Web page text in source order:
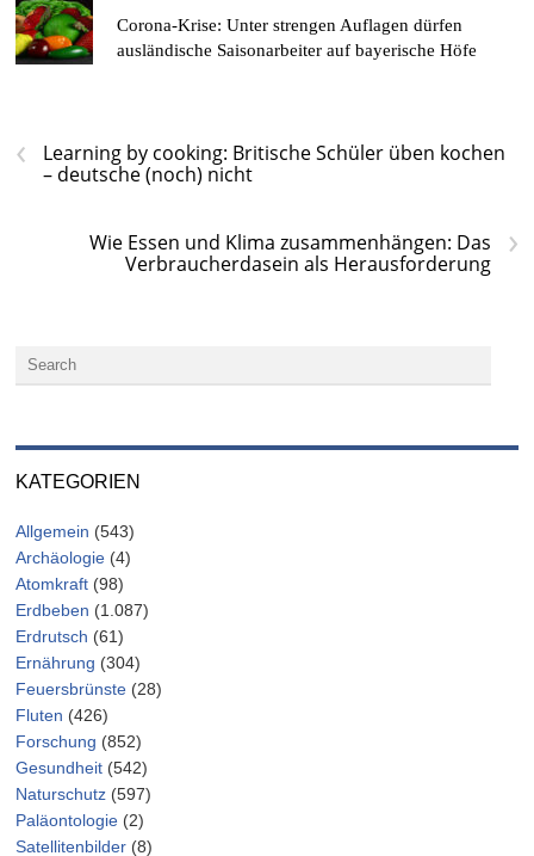
Corona-Krise: Unter strengen Auflagen dürfen
ausländische Saisonarbeiter auf bayerische Höfe
‹
Learning by cooking: Britische Schüler üben kochen
– deutsche (noch) nicht
›
Wie Essen und Klima zusammenhängen: Das
Verbraucherdasein als Herausforderung
KATEGORIEN
Allgemein (543)
Archäologie (4)
Atomkraft (98)
Erdbeben (1.087)
Erdrutsch (61)
Ernährung (304)
Feuersbrünste (28)
Fluten (426)
Forschung (852)
Gesundheit (542)
Naturschutz (597)
Paläontologie (2)
Satellitenbilder (8)